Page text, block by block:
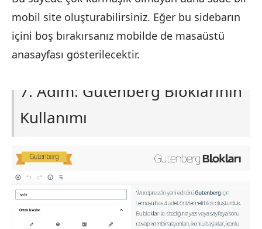
mobil site oluşturabilirsiniz. Eğer bu sidebarın
içini boş bırakırsanız mobilde de masaüstü
anasayfası gösterilecektir.
7. Adım: Gutenberg Bloklarının
Kullanımı